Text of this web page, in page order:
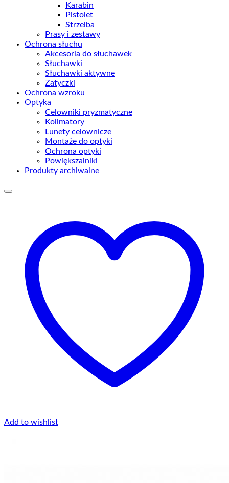
Karabin
Pistolet
Strzelba
Prasy i zestawy
Ochrona słuchu
Akcesoria do słuchawek
Słuchawki
Słuchawki aktywne
Zatyczki
Ochrona wzroku
Optyka
Celowniki pryzmatyczne
Kolimatory
Lunety celownicze
Montaże do optyki
Ochrona optyki
Powiększalniki
Produkty archiwalne
Add to wishlist